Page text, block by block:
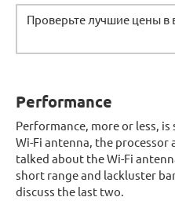
Проверьте лучшие цены в
Performance
Performance, more or less,
Wi-Fi antenna, the processor
talked about the Wi-Fi
short range and lackluster
discuss the last two.